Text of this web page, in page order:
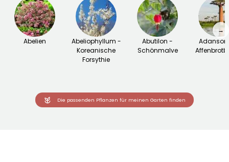
Abelien
Abeliophyllum -
Koreanische
Forsythie
Abutilon -
Schönmalve
→
Die passenden Pflanzen für meinen Garten finden